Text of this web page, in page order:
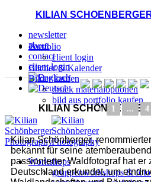
KILIAN
newsletter
about
contact
client login
KILIAN
Portfolio
client login
Bücher & Kalender
Bilder kaufen
druck materialoptionen
bild aus portfolio kaufen
Workshops
gruppenworkshops &
◄ 1 ... 4
Kilian Schönberger,
bekannt für seine
passionierter Waldfotograf hat er
Deutschland erkundet, um